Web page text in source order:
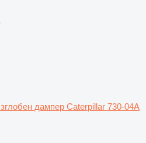
зглобен дампер Caterpillar 730-04A